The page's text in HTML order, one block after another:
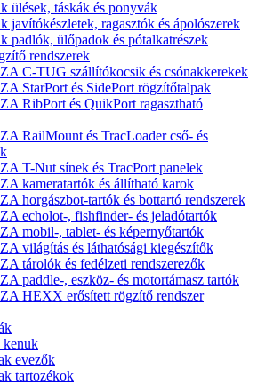
ülések, táskák és ponyvák
javítókészletek, ragasztók és ápolószerek
padlók, ülőpadok és pótalkatrészek
rendszerek
C-TUG szállítókocsik és csónakkerekek
StarPort és SidePort rögzítőtalpak
RibPort és QuikPort ragasztható
RailMount és TracLoader cső- és
T-Nut sínek és TracPort panelek
kameratartók és állítható karok
horgászbot-tartók és bottartó rendszerek
echolot-, fishfinder- és jeladótartók
mobil-, tablet- és képernyőtartók
világítás és láthatósági kiegészítők
tárolók és fedélzeti rendszerezők
paddle-, eszköz- és motortámasz tartók
HEXX erősített rögzítő rendszer
kenuk
evezők
tartozékok